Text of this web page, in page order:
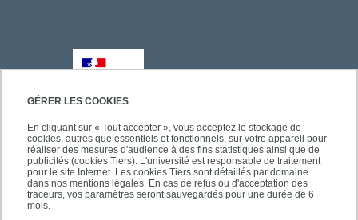
GÉRER LES COOKIES
En cliquant sur « Tout accepter », vous acceptez le stockage de
cookies, autres que essentiels et fonctionnels, sur votre appareil pour
réaliser des mesures d'audience à des fins statistiques ainsi que de
publicités (cookies Tiers). L'université est responsable de traitement
pour le site Internet. Les cookies Tiers sont détaillés par domaine
dans nos mentions légales. En cas de refus ou d'acceptation des
traceurs, vos paramètres seront sauvegardés pour une durée de 6
mois.